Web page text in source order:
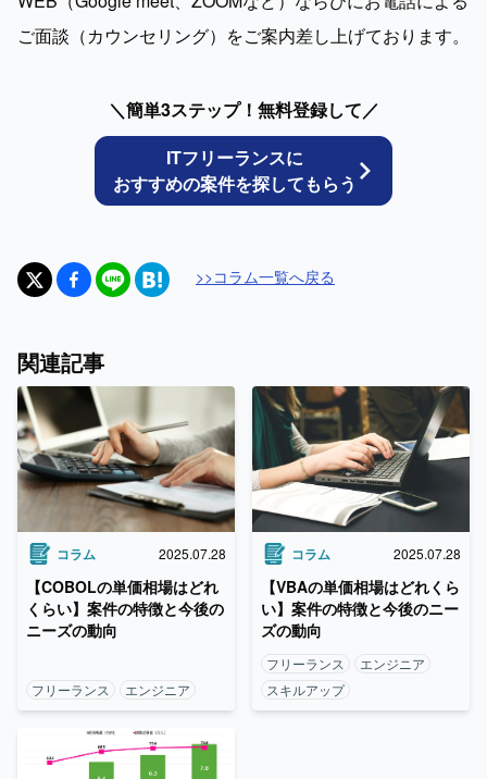
ご面談（カウンセリング）をご案内差し上げております。
＼簡単3ステップ！無料登録して／
ITフリーランスに
おすすめの案件を探してもらう
>>コラム一覧へ戻る
関連記事
コラム 2025.07.28
【COBOLの単価相場はどれ
くらい】案件の特徴と今後の
ニーズの動向
フリーランス エンジニア
コラム 2025.07.28
【VBAの単価相場はどれくら
い】案件の特徴と今後のニー
ズの動向
フリーランス
エンジニア
スキルアップ